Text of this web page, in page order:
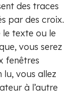
des traces
par des croix.
le texte ou le
vous serez
fenêtres
lu, vous allez
à l’autre